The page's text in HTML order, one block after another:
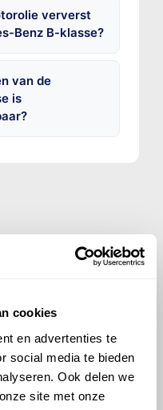
cookies
en advertenties te
social media te bieden
Ook delen we
site met onze
ververst
Benz B-klasse?
van de
is
Deze
gedeeltelijk worden
van Olyslager
het werk is gesteld
zo accuraat
geen
dan waartoe een
schade of verlies